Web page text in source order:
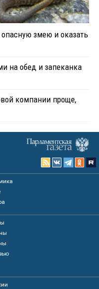
змею и оказать
на обед и запеканка
компании проще,